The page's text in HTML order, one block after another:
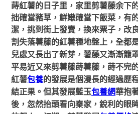
蒔紅薯的日子里，家里剪薯藤余下
拙確當豬草，鮮嫩確當下飯菜，有
潔，挑到街上發賣，換來票子，改
割失落薯藤的紅薯種地盤上，全都
兒處又長出了新芽，薯藤又漸漸籠
平易近又來剪薯藤蒔薯藤，蒔不完
紅薯包養的發展是個漫長的經過歷
結正果。但其發展藍玉包養網華抱
後，忽然抬頭看向秦家，銳利的眼